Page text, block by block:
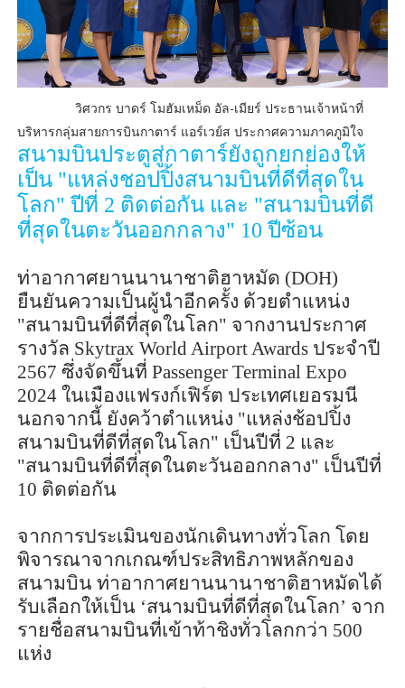
วิศวกร บาดร์ โมฮัมเหม็ด อัล-เมียร์ ประธานเจ้าหน้าที่
บริหารกลุ่มสายการบินกาตาร์ แอร์เวย์ส ประกาศความภาคภูมิใจ
สนามบินประตูสู่กาตาร์ยังถูกยกย่องให้
เป็น "แหล่งชอปปิ้งสนามบินที่ดีที่สุดใน
โลก" ปีที่ 2 ติดต่อกัน และ "สนามบินที่ดี
ที่สุดในตะวันออกกลาง" 10 ปีซ้อน
ท่าอากาศยานนานาชาติฮาหมัด (DOH)
ยืนยันความเป็นผู้นำอีกครั้ง ด้วยตำแหน่ง
"สนามบินที่ดีที่สุดในโลก" จากงานประกาศ
รางวัล Skytrax World Airport Awards ประจำปี
2567 ซึ่งจัดขึ้นที่ Passenger Terminal Expo
2024ในเมืองแฟรงก์เฟิร์ต ประเทศเยอรมนี
นอกจากนี้ ยังคว้าตำแหน่ง "แหล่งช้อปปิ้ง
สนามบินที่ดีที่สุดในโลก" เป็นปีที่ 2 และ
"สนามบินที่ดีที่สุดในตะวันออกกลาง" เป็นปีที่
10 ติดต่อกัน
จากการประเมินของนักเดินทางทั่วโลก โดย
พิจารณาจากเกณฑ์ประสิทธิภาพหลักของ
สนามบิน ท่าอากาศยานนานาชาติฮาหมัดได้
รับเลือกให้เป็น ‘สนามบินที่ดีที่สุดในโลก’ จาก
รายชื่อสนามบินที่เข้าท้าชิงทั่วโลกกว่า 500
แห่ง